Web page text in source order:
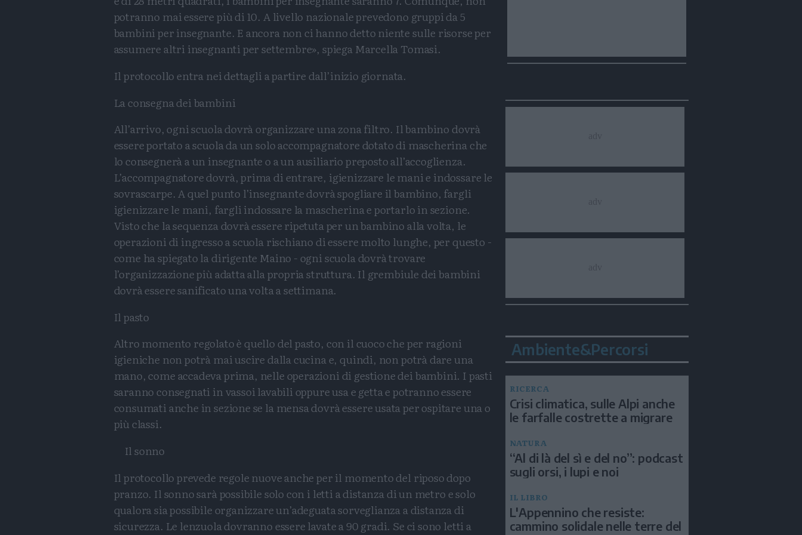
potranno mai essere più di 10. A livello nazionale prevedono gruppi da 5
bambini per insegnante. E ancora non ci hanno detto niente sulle risorse per
assumere altri insegnanti per settembre», spiega Marcella Tomasi.
Il protocollo entra nei dettagli a partire dall’inizio giornata.
La consegna dei bambini
All’arrivo, ogni scuola dovrà organizzare una zona filtro. Il bambino dovrà
essere portato a scuola da un solo accompagnatore dotato di mascherina che
lo consegnerà a un insegnante o a un ausiliario preposto all’accoglienza.
L’accompagnatore dovrà, prima di entrare, igienizzare le mani e indossare le
sovrascarpe. A quel punto l’insegnante dovrà spogliare il bambino, fargli
igienizzare le mani, fargli indossare la mascherina e portarlo in sezione.
Visto che la sequenza dovrà essere ripetuta per un bambino alla volta, le
operazioni di ingresso a scuola rischiano di essere molto lunghe, per questo -
come ha spiegato la dirigente Maino - ogni scuola dovrà trovare
l’organizzazione più adatta alla propria struttura. Il grembiule dei bambini
dovrà essere sanificato una volta a settimana.
Il pasto
Altro momento regolato è quello del pasto, con il cuoco che per ragioni
igieniche non potrà mai uscire dalla cucina e, quindi, non potrà dare una
mano, come accadeva prima, nelle operazioni di gestione dei bambini. I pasti
saranno consegnati in vassoi lavabili oppure usa e getta e potranno essere
consumati anche in sezione se la mensa dovrà essere usata per ospitare una o
più classi.
Il sonno
Il protocollo prevede regole nuove anche per il momento del riposo dopo
pranzo. Il sonno sarà possibile solo con i letti a distanza di un metro e solo
qualora sia possibile organizzare un’adeguata sorveglianza a distanza di
sicurezza. Le lenzuola dovranno essere lavate a 90 gradi. Se ci sono letti a
Ambiente&Percorsi
RICERCA
Crisi climatica, sulle Alpi anche
le farfalle costrette a migrare
NATURA
“Al di là del sì e del no”: podcast
sugli orsi, i lupi e noi
IL LIBRO
L'Appennino che resiste:
cammino solidale nelle terre del